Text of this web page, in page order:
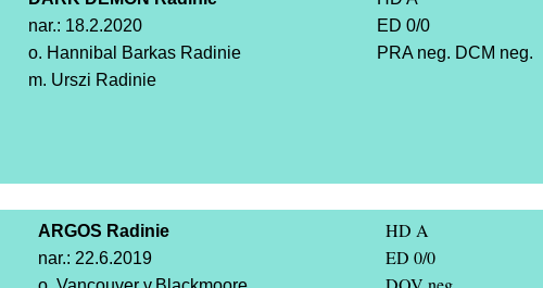
nar.: 18.2.2020
o. Hannibal Barkas Radinie
m. Urszi Radinie
ED 0/0
PRA neg. DCM neg.
ARGOS Radinie
nar.: 22.6.2019
HD A
ED 0/0